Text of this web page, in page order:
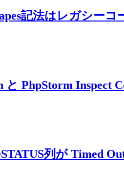
記法はレガシーコ
と PhpStorm Inspect
列が Timed